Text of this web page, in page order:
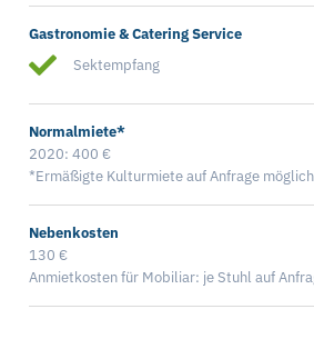
Gastronomie & Catering Service
Sektempfang
Normalmiete*
2020: 400 €
*Ermäßigte Kulturmiete auf Anfrage
Nebenkosten
130 €
Anmietkosten für Mobiliar: je Stuhl auf